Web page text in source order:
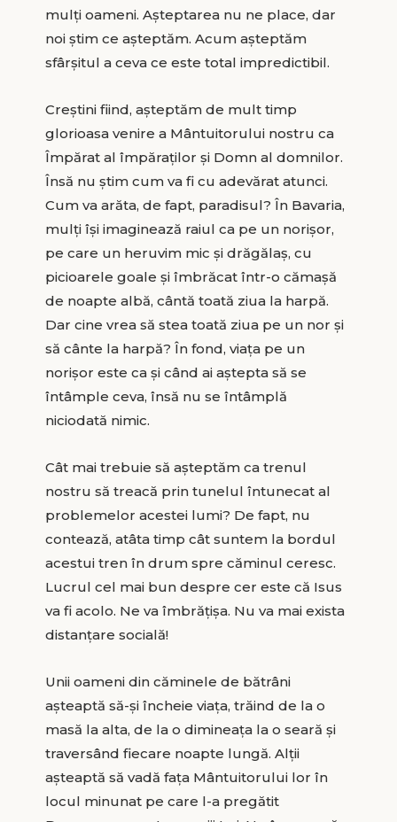
mulți oameni. Așteptarea nu ne place, dar
noi știm ce așteptăm. Acum așteptăm
sfârșitul a ceva ce este total impredictibil.
Creștini fiind, așteptăm de mult timp
glorioasa venire a Mântuitorului nostru ca
Împărat al împăraților și Domn al domnilor.
Însă nu știm cum va fi cu adevărat atunci.
Cum va arăta, de fapt, paradisul? În Bavaria,
mulți își imaginează raiul ca pe un norișor,
pe care un heruvim mic și drăgălaș, cu
picioarele goale și îmbrăcat într-o cămașă
de noapte albă, cântă toată ziua la harpă.
Dar cine vrea să stea toată ziua pe un nor și
să cânte la harpă? În fond, viața pe un
norișor este ca și când ai aștepta să se
întâmple ceva, însă nu se întâmplă
niciodată nimic.
Cât mai trebuie să așteptăm ca trenul
nostru să treacă prin tunelul întunecat al
problemelor acestei lumi? De fapt, nu
contează, atâta timp cât suntem la bordul
acestui tren în drum spre căminul ceresc.
Lucrul cel mai bun despre cer este că Isus
va fi acolo. Ne va îmbrățișa. Nu va mai exista
distanțare socială!
Unii oameni din căminele de bătrâni
așteaptă să-și încheie viața, trăind de la o
masă la alta, de la o dimineața la o seară și
traversând fiecare noapte lungă. Alții
așteaptă să vadă fața Mântuitorului lor în
locul minunat pe care l-a pregătit